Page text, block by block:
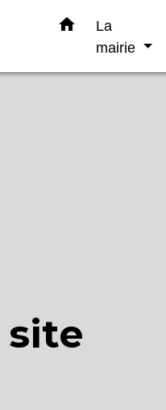
home
La
mairie
site